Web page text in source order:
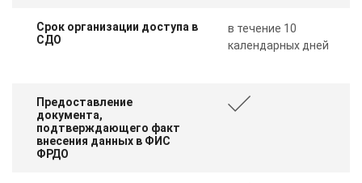
Срок организации доступа в
СДО
в течение 10
календарных дней
Предоставление
документа,
подтверждающего факт
внесения данных в ФИС
ФРДО